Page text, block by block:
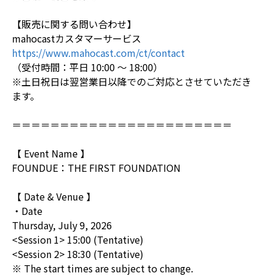
【販売に関する問い合わせ】
mahocastカスタマーサービス
https://www.mahocast.com/ct/contact
（受付時間：平日 10:00 ～ 18:00）
※土日祝日は翌営業日以降でのご対応とさせていただき
ます。
＝＝＝＝＝＝＝＝＝＝＝＝＝＝＝＝＝＝＝＝＝＝＝
【 Event Name 】
FOUNDUE：THE FIRST FOUNDATION
【 Date & Venue 】
・Date
Thursday, July 9, 2026
<Session 1> 15:00 (Tentative)
<Session 2> 18:30 (Tentative)
※ The start times are subject to change.